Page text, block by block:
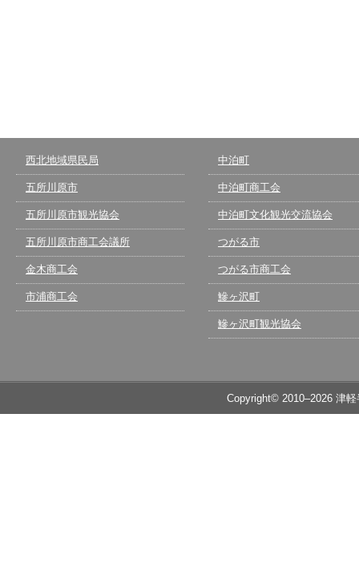
西北地域県民局
五所川原市
五所川原市観光協会
五所川原市商工会議所
金木商工会
市浦商工会
中泊町
中泊町商工会
中泊町文化観光交流協会
つがる市
つがる市商工会
鰺ヶ沢町
鰺ヶ沢町観光協会
Copyright© 2010–2026 津